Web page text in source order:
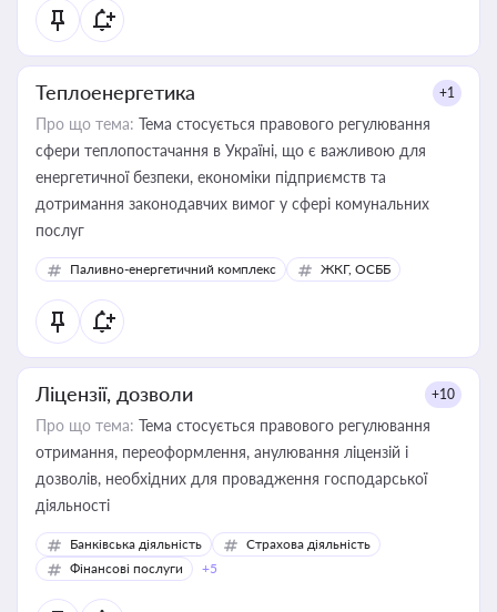
Теплоенергетика +1
Про що тема: Тема стосується правового регулювання
сфери теплопостачання в Україні, що є важливою для
енергетичної безпеки, економіки підприємств та
дотримання законодавчих вимог у сфері комунальних
послуг
Паливно-енергетичний комплекс ЖКГ, ОСББ
Ліцензії, дозволи +10
Про що тема: Тема стосується правового регулювання
отримання, переоформлення, анулювання ліцензій і
дозволів, необхідних для провадження господарської
діяльності
Банківська діяльність
Страхова діяльність
Фінансові послуги
+5